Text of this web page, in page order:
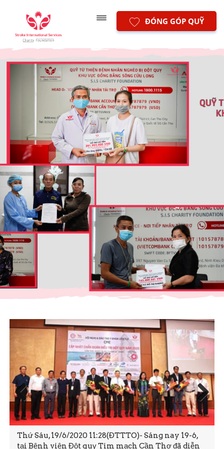
ĐÓNG GÓP QUỸ
Thứ Sáu, 19/6/2020 11:28(ĐTTTO)- Sáng nay 19-6,
tại Bệnh viện Đột quỵ Tim mạch Cần Thơ đã diễn
Prev
ious
Next